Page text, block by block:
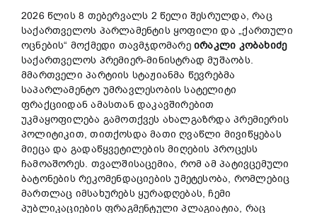
2026 წლის 8 თებერვალს 2 წელი შესრულდა, რაც
საქართველოს პარლამენტის ყოფილი და „ქართული
ოცნების“ მოქმედი თავმჯდომარეირაკლი კობახიძე
საქართველოს პრემიერ-მინისტრად მუშაობს.
მმართველი პარტიის სტაჟიანმა წევრებმა
საპარლამენტო უმრავლესობის სატელიტი
ფრაქციიდან ამასთან დაკავშირებით
უკმაყოფილება გამოთქვეს ახალგაზრდა პრემიერის
პოლიტიკით, თითქოსდა მათი ღვაწლი მივიწყებას
მიეცა და გადაწყვეტილების მიღების პროცესს
ჩამოაშორეს. თვალშისაცემია, რომ ამ პატივცემული
ბატონების რეკომენდაციების უმეტესობა, რომლებიც
მართლაც იმსახურებს ყურადღებას, ჩემი
პუბლიკაციების ფრაგმენტული პლაგიატია, რაც